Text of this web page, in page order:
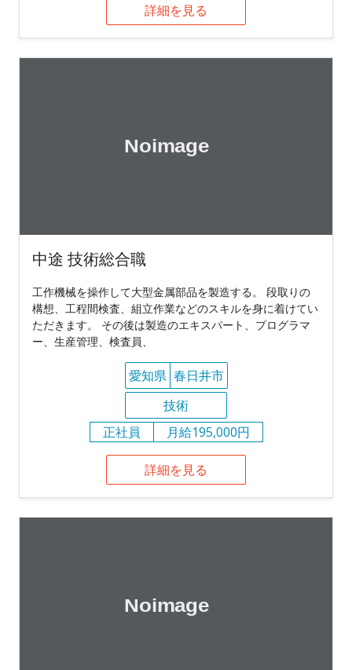
詳細を見る
中途 技術総合職
工作機械を操作して大型金属部品を製造する。 段取りの
構想、工程間検査、組立作業などのスキルを身に着けてい
ただきます。 その後は製造のエキスパート、プログラマ
ー、生産管理、検査員、
愛知県 春日井市
技術
正社員
月給195,000円
詳細を見る